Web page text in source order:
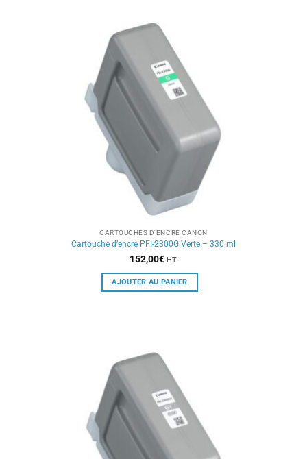
CARTOUCHES D'ENCRE CANON
Cartouche d’encre PFI-2300G Verte – 330 ml
152,00€ HT
AJOUTER AU PANIER